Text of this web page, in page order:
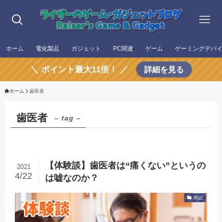
ホーム 電化製品 ガジェット PC関連 ゲーム ゲーミングデバ
＼ ポイント最大11倍！ ／ 詳細を見る
ホーム 歯医者
歯医者 – tag –
【体験談】歯医者は“痛くない”というの
は嘘なのか？
2021
4/22
雑記